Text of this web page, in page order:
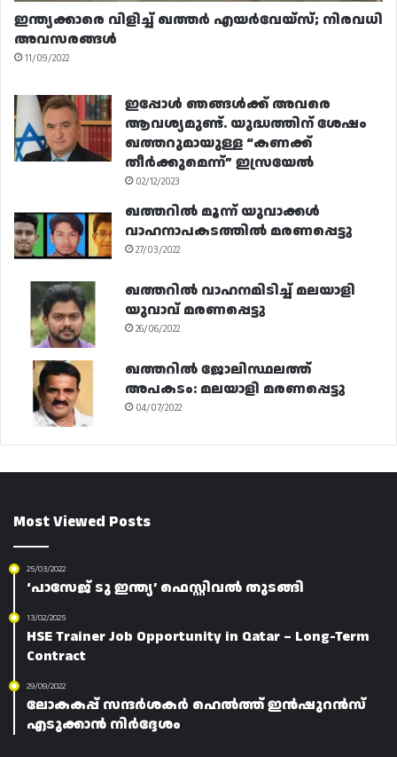
ഇന്ത്യക്കാരെ വിളിച്ച് ഖത്തർ എയർവേയ്‌സ്; നിരവധി
അവസരങ്ങൾ
11/09/2022
ഇപ്പോൾ ഞങ്ങൾക്ക് അവരെ
ആവശ്യമുണ്ട്. യുദ്ധത്തിന് ശേഷം
ഖത്തറുമായുള്ള “കണക്ക്
തീർക്കുമെന്ന്” ഇസ്രയേൽ
02/12/2023
ഖത്തറിൽ മൂന്ന് യുവാക്കൾ
വാഹനാപകടത്തിൽ മരണപ്പെട്ടു
27/03/2022
ഖത്തറിൽ വാഹനമിടിച്ച് മലയാളി
യുവാവ് മരണപ്പെട്ടു
26/06/2022
ഖത്തറിൽ ജോലിസ്ഥലത്ത്
അപകടം: മലയാളി മരണപ്പെട്ടു
04/07/2022
Most Viewed Posts
25/03/2022
‘പാസേജ് ടു ഇന്ത്യ’ ഫെസ്റ്റിവൽ തുടങ്ങി
13/02/2025
HSE Trainer Job Opportunity in Qatar – Long-Term
Contract
29/09/2022
ലോകകപ്പ് സന്ദർശകർ ഹെൽത്ത് ഇൻഷുറൻസ്
എടുക്കാൻ നിർദ്ദേശം